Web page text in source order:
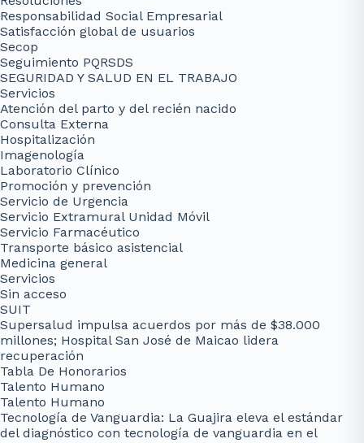
Responsabilidad Social Empresarial
Satisfacción global de usuarios
Secop
Seguimiento PQRSDS
SEGURIDAD Y SALUD EN EL TRABAJO
Servicios
Atención del parto y del recién nacido
Consulta Externa
Hospitalización
Imagenología
Laboratorio Clínico
Promoción y prevención
Servicio de Urgencia
Servicio Extramural Unidad Móvil
Servicio Farmacéutico
Transporte básico asistencial
Medicina general
Servicios
Sin acceso
SUIT
Supersalud impulsa acuerdos por más de $38.000
millones; Hospital San José de Maicao lidera
recuperación
Tabla De Honorarios
Talento Humano
Talento Humano
Tecnología de Vanguardia: La Guajira eleva el estándar
del diagnóstico con tecnología de vanguardia en el